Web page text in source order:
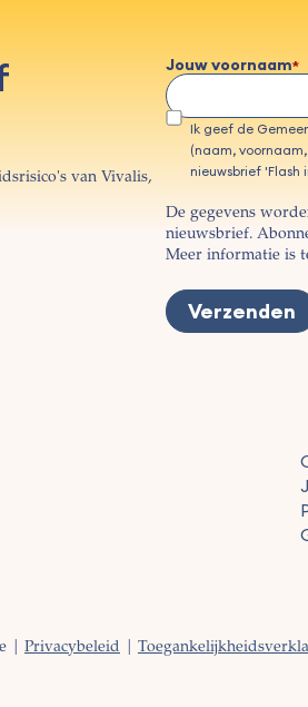
van Vivalis,
Jouw voornaam
Ik geef de
(naam,
nieuwsbrief 'Flash
De gegevens
nieuwsbrief.
Meer informatie is
| Privacybeleid